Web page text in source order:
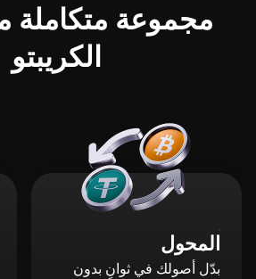
مجموعة متكاملة
الكريبتو
المحول
بدّل أصولك في ثوانٍ بدون